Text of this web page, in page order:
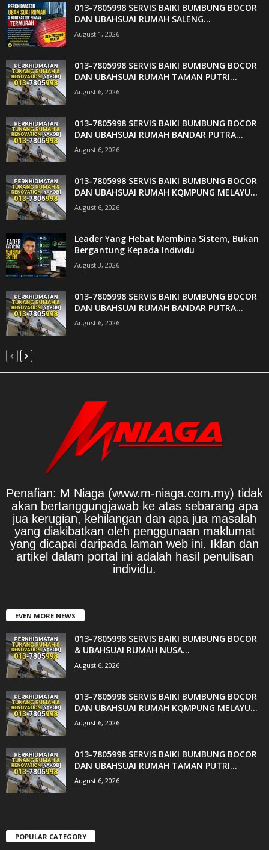
013-7805998 SERVIS BAIKI BUMBUNG BOCOR
DAN UBAHSUAI RUMAH SALENG...
August 1, 2026
013-7805998 SERVIS BAIKI BUMBUNG BOCOR
DAN UBAHSUAI RUMAH TAMAN PUTRI...
August 6, 2026
013-7805998 SERVIS BAIKI BUMBUNG BOCOR
DAN UBAHSUAI RUMAH BANDAR PUTRA...
August 6, 2026
013-7805998 SERVIS BAIKI BUMBUNG BOCOR
DAN UBAHSUAI RUMAH KQMPUNG MELAYU...
August 6, 2026
Leader Yang Hebat Membina Sistem, Bukan
Bergantung Kepada Individu
August 3, 2026
013-7805998 SERVIS BAIKI BUMBUNG BOCOR
DAN UBAHSUAI RUMAH BANDAR PUTRA...
August 6, 2026
Penafian: M Niaga (www.m-niaga.com.my) tidak
akan bertanggungjawab ke atas sebarang apa
jua kerugian, kehilangan dan apa jua masalah
yang diakibatkan oleh penggunaan maklumat
yang dicapai daripada laman web ini. Iklan dan
artikel dalam portal ini adalah hasil penulisan
individu.
EVEN MORE NEWS
013-7805998 SERVIS BAIKI BUMBUNG BOCOR
& UBAHSUAI RUMAH NUSA...
August 6, 2026
013-7805998 SERVIS BAIKI BUMBUNG BOCOR
DAN UBAHSUAI RUMAH KQMPUNG MELAYU...
August 6, 2026
013-7805998 SERVIS BAIKI BUMBUNG BOCOR
DAN UBAHSUAI RUMAH TAMAN PUTRI...
August 6, 2026
POPULAR CATEGORY